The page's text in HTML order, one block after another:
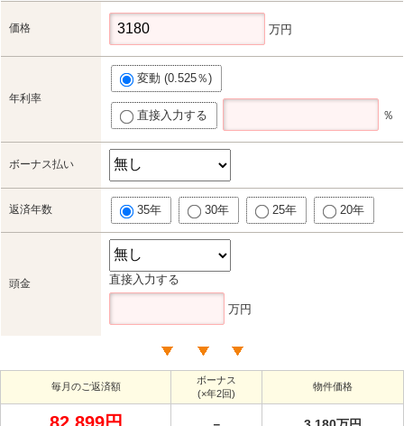
価格 万円
年利率
変動 (0.525％)
直接入力する ％
ボーナス払い
返済年数 35年 30年 25年 20年
頭金 直接入力する
万円
毎月のご返済額
ボーナス
(×年2回)
物件価格